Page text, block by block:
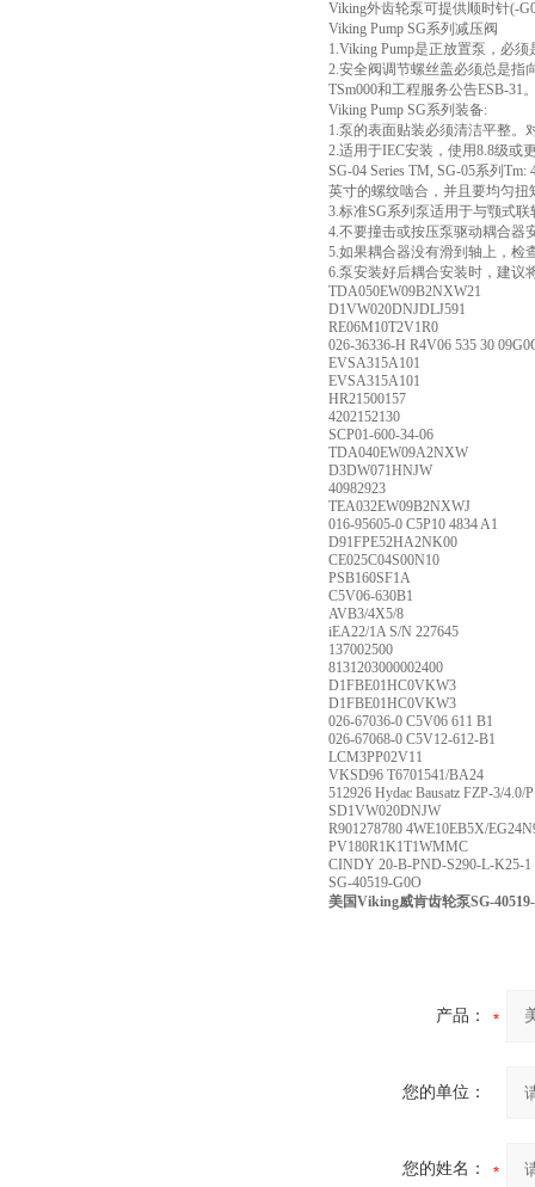
Viking外齿轮泵可提供顺时针(-
Viking Pump SG系列减压阀
1.Viking Pump是正放置泵，必
2.安全阀调节螺丝盖必须总是指
TSm000和工程服务公告ESB-31
Viking Pump SG系列装备:
1.泵的表面贴装必须清洁平整。
2.适用于IEC安装，使用8.8级或
SG-04 Series TM, SG-05系列
英寸的螺纹啮合，并且要均匀扭
3.标准SG系列泵适用于与颚式
4.不要撞击或按压泵驱动耦合器
5.如果耦合器没有滑到轴上，检
6.泵安装好后耦合安装时，建议
TDA050EW09B2NXW21
D1VW020DNJDLJ591
RE06M10T2V1R0
026-36336-H R4V06 535 30
EVSA315A101
EVSA315A101
HR21500157
4202152130
SCP01-600-34-06
TDA040EW09A2NXW
D3DW071HNJW
40982923
TEA032EW09B2NXWJ
016-95605-0 C5P10 4834 A1
D91FPE52HA2NK00
CE025C04S00N10
PSB160SF1A
C5V06-630B1
AVB3/4X5/8
iEA22/1A S/N 227645
137002500
8131203000002400
D1FBE01HC0VKW3
D1FBE01HC0VKW3
026-67036-0 C5V06 611 B1
026-67068-0 C5V12-612-B1
LCM3PP02V11
VKSD96 T6701541/BA24
512926 Hydac Bausatz FZP-3/
SD1VW020DNJW
R901278780 4WE10EB5X/
PV180R1K1T1WMMC
CINDY 20-B-PND-S290-L-K25-1
SG-40519-G0O
美国Viking威肯齿轮泵SG-
产品：
您的单位：
您的姓名：